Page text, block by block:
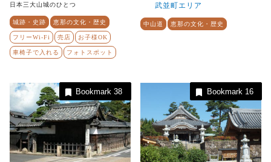
日本三大山城のひとつ
城跡・史跡 恵那の文化・歴史
フリーWi-Fi 売店 お子様OK
車椅子で入れる フォトスポット
武並町エリア
中山道 恵那の文化・歴史
Bookmark38 Bookmark 16